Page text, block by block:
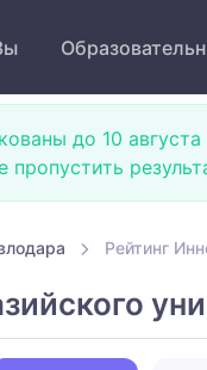
до 10 августа
пропустить
Рейтинг